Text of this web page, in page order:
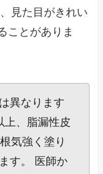
見た目がきれい
ことがありま
異なります
上、脂漏性皮
気強く塗り
す。 医師か